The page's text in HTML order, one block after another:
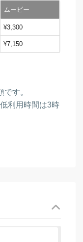
ムービー
¥3,300
¥7,150
す。
利用時間は3時